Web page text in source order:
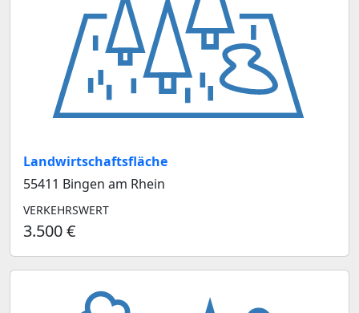
Landwirtschaftsfläche
55411 Bingen am Rhein
VERKEHRSWERT
3.500 €